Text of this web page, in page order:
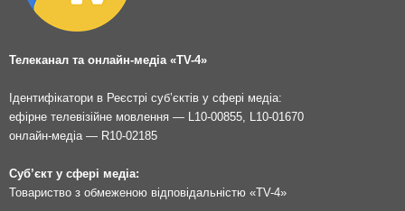
Телеканал та онлайн-медіа «TV-4»
Ідентифікатори в Реєстрі суб’єктів у сфері медіа:
ефірне телевізійне мовлення — L10-00855, L10-01670
онлайн-медіа — R10-02185
Суб’єкт у сфері медіа:
Товариство з обмеженою відповідальністю «TV-4»